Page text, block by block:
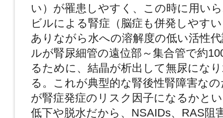
い）が罹患しやすく、この時に用い
ビルによる腎症（脳症も併発しやす
ありながら水への溶解度の低い活性
ルが腎尿細管の遠位部～集合管で約
るために、結晶が析出して無尿にな
る。これが典型的な腎後性腎障害な
が腎症発症のリスク因子になるかと
低下や脱水だから、NSAIDs、RAS阻